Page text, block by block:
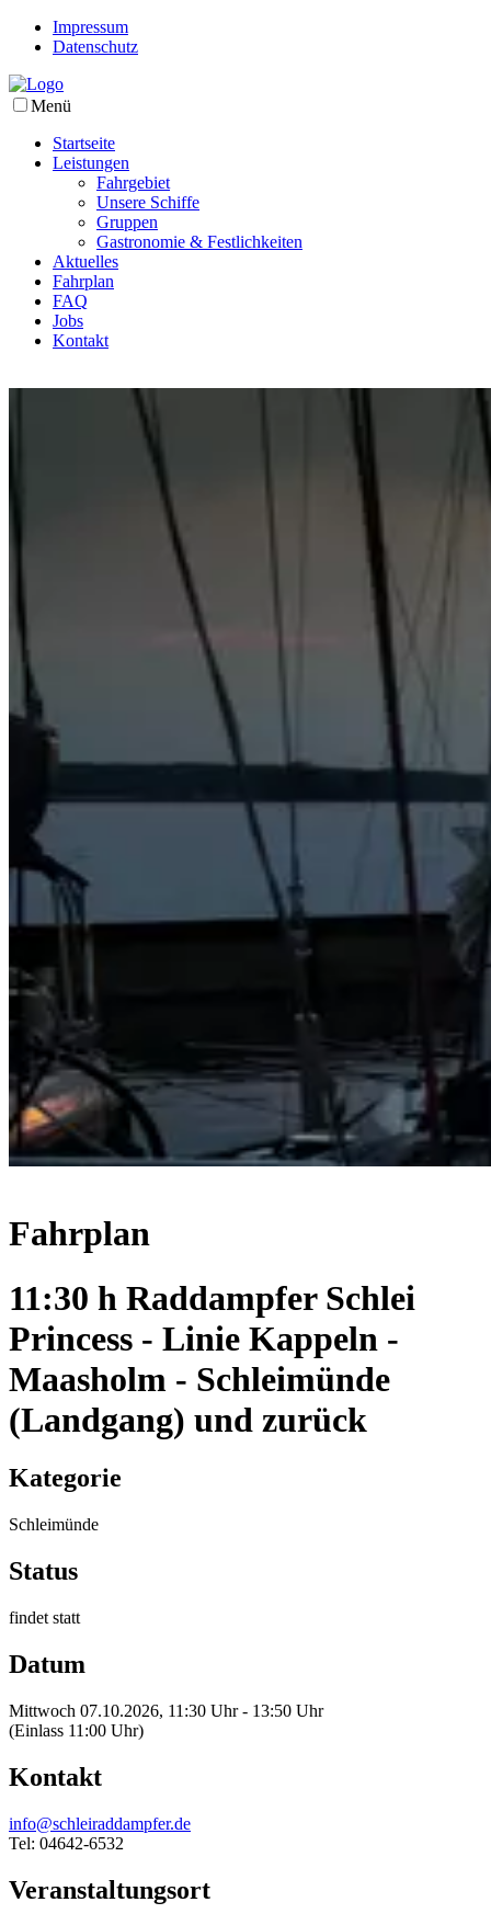
Impressum
Datenschutz
Menü
Startseite
Leistungen
Fahrgebiet
Unsere Schiffe
Gruppen
Gastronomie & Festlichkeiten
Aktuelles
Fahrplan
FAQ
Jobs
Kontakt
Fahrplan
11:30 h Raddampfer Schlei
Princess - Linie Kappeln -
Maasholm - Schleimünde
(Landgang) und zurück
Kategorie
Schleimünde
Status
findet statt
Datum
Mittwoch 07.10.2026, 11:30 Uhr - 13:50 Uhr
(Einlass 11:00 Uhr)
Kontakt
info@schleiraddampfer.de
Tel: 04642-6532
Veranstaltungsort